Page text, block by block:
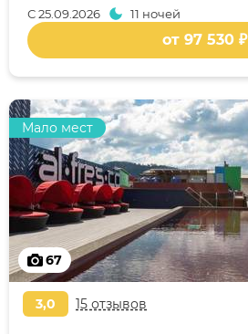
С25.09.2026 11 ночей
от 97 530 ₽
67
Мало мест
3,0 15 отзывов